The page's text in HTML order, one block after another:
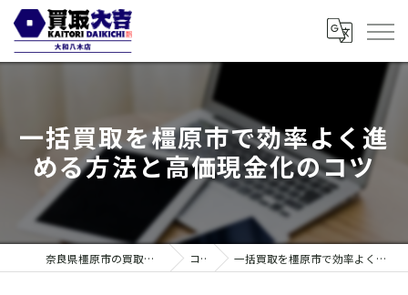
一括買取を橿原市で効率よく進
める方法と高価現金化のコツ
奈良県橿原市の買取なら買取大吉 大和八木店 コラム 一括買取を橿原市で効率よく進める方法と高価現金化のコツ